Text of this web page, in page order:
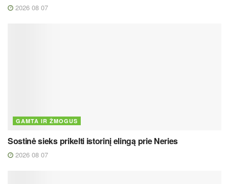
2026 08 07
GAMTA IR ŽMOGUS
Sostinė sieks prikelti istorinį elingą prie Neries
2026 08 07